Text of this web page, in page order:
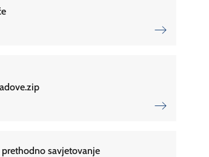
prethodno savjetovanje